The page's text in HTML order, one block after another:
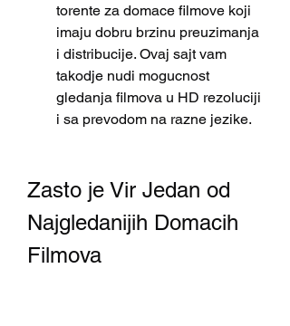
torente za domace filmove koji
imaju dobru brzinu preuzimanja
i distribucije. Ovaj sajt vam
takodje nudi mogucnost
gledanja filmova u HD rezoluciji
i sa prevodom na razne jezike.
Zasto je Vir Jedan od
Najgledanijih Domacih
Filmova